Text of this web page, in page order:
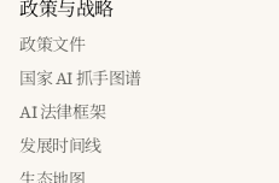
政策与战略
政策文件
国家 AI 抓手图谱
AI 法律框架
发展时间线